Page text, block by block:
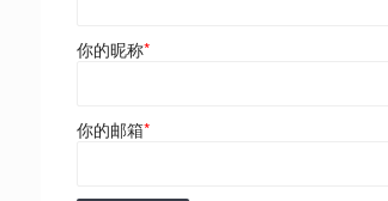
你的昵称*
你的邮箱*